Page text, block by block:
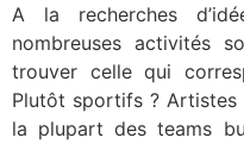
A la recherches
nombreuses activités
trouver celle qui
Plutôt sportifs ? Artistes
la plupart des teams